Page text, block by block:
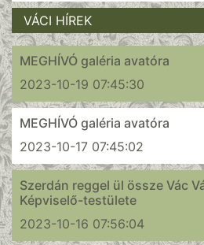
VÁCI HÍREK
MEGHÍVÓ galéria avatóra
2023-10-19 07:45:30
MEGHÍVÓ galéria avatóra
2023-10-17 07:45:02
Szerdán reggel ül össze Vác
Képviselő-testülete
2023-10-16 07:56:04